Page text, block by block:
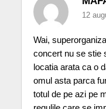
12
Wai,
concert nu se stie
locatia arata ca o
omul asta parca
totul de pe azi pe